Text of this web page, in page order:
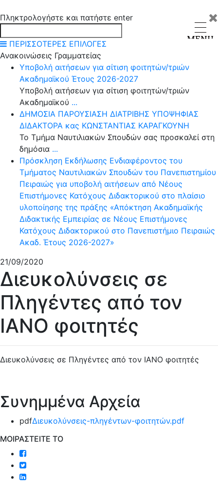
Πληκτρολογήστε και πατήστε enter
21/09/2020
Διευκολύνσεις σε
Πληγέντες από τον
ΙΑΝΟ φοιτητές
Διευκολύνσεις σε Πληγέντες από τον ΙΑΝΟ φοιτητές
Συνημμένα Αρχεία
pdfΔιευκολύνσεις-πληγέντων-φοιτητών.pdf
MOIΡΑΣΤΕΙΤΕ ΤΟ
ΠΕΡΙΣΣΟΤΕΡΕΣ ΕΠΙΛΟΓΕΣ
Ανακοινώσεις Γραμματείας
Υποβολή αιτήσεων για σίτιση φοιτητών/τριών
Ακαδημαϊκού Έτους 2026-2027
Υποβολή αιτήσεων για σίτιση φοιτητών/τριών
Ακαδημαϊκού ...
ΔΗΜΟΣΙΑ ΠΑΡΟΥΣΙΑΣΗ ΔΙΑΤΡΙΒΗΣ ΥΠΟΨΗΦΙΑΣ
ΔΙΔΑΚΤΟΡΑ κας ΚΩΝΣΤΑΝΤΙΑΣ ΚΑΡΑΓΚΟΥΝΗ
Το Τμήμα Ναυτιλιακών Σπουδών σας προσκαλεί στη
δημόσια ...
Πρόσκληση Εκδήλωσης Ενδιαφέροντος του
Τμήματος Ναυτιλιακών Σπουδών του Πανεπιστημίου
Πειραιώς για υποβολή αιτήσεων από Νέους
Επιστήμονες Κατόχους Διδακτορικού στο πλαίσιο
υλοποίησης της πράξης «Απόκτηση Ακαδημαϊκής
Διδακτικής Εμπειρίας σε Νέους Επιστήμονες
Κατόχους Διδακτορικού στο Πανεπιστήμιο Πειραιώς
Ακαδ. Έτους 2026-2027»
MENU